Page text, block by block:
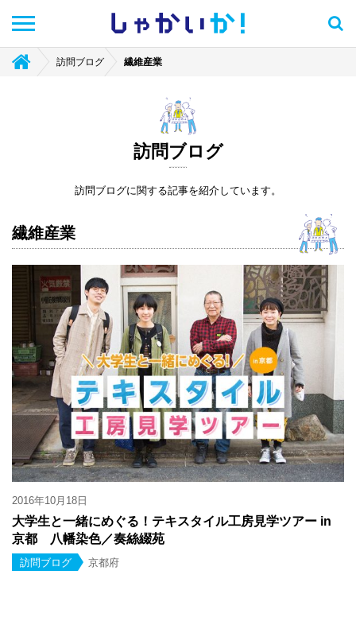
しゃかい か！
訪問ブログ 繊維産業
訪問ブログ
訪問ブログに関する記事を紹介しています。
繊維産業
2016年10月18日
大学生と一緒にめぐる！テキスタイル工房見学ツアー in
京都 八幡染色／奏絲綴苑
訪問ブログ 京都府